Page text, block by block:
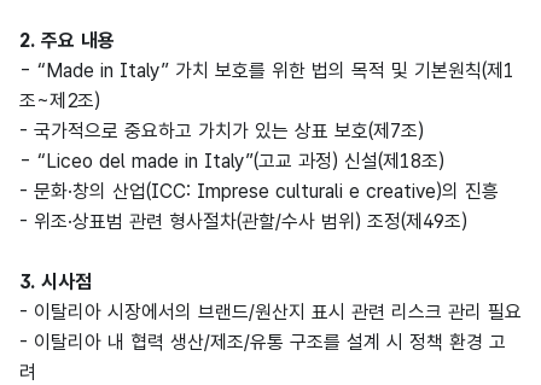
2. 주요 내용
- “Made in Italy” 가치 보호를 위한 법의 목적 및 기본원칙(제1
조~제2조)
- 국가적으로 중요하고 가치가 있는 상표 보호(제7조)
- “Liceo del made in Italy”(고교 과정) 신설(제18조)
- 문화·창의 산업(ICC: Imprese culturali e creative)의 진흥
- 위조·상표범 관련 형사절차(관할/수사 범위) 조정(제49조)
3. 시사점
- 이탈리아 시장에서의 브랜드/원산지 표시 관련 리스크 관리 필요
- 이탈리아 내 협력 생산/제조/유통 구조를 설계 시 정책 환경 고
려